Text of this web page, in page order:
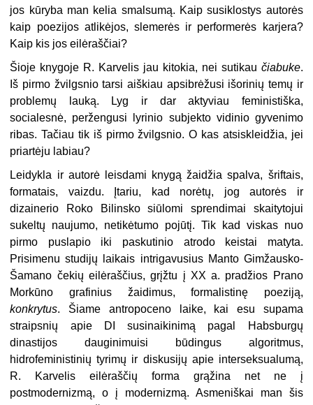
jos kūryba man kelia smalsumą. Kaip susiklostys autorės
kaip poezijos atlikėjos, slemerės ir performerės karjera?
Kaip kis jos eilėraščiai?
Šioje knygoje R. Karvelis jau kitokia, nei sutikau čiabuke.
Iš pirmo žvilgsnio tarsi aiškiau apsibrėžusi išorinių temų ir
problemų lauką. Lyg ir dar aktyviau feministiška,
socialesnė, peržengusi lyrinio subjekto vidinio gyvenimo
ribas. Tačiau tik iš pirmo žvilgsnio. O kas atsiskleidžia, jei
priartėju labiau?
Leidykla ir autorė leisdami knygą žaidžia spalva, šriftais,
formatais, vaizdu. Įtariu, kad norėtų, jog autorės ir
dizainerio Roko Bilinsko siūlomi sprendimai skaitytojui
sukeltų naujumo, netikėtumo pojūtį. Tik kad viskas nuo
pirmo puslapio iki paskutinio atrodo keistai matyta.
Prisimenu studijų laikais intrigavusius Manto Gimžausko-
Šamano čekių eilėraščius, grįžtu į XX a. pradžios Prano
Morkūno grafinius žaidimus, formalistinę poeziją,
konkrytus. Šiame antropoceno laike, kai esu supama
straipsnių apie DI susinaikinimą pagal Habsburgų
dinastijos dauginimuisi būdingus algoritmus,
hidrofeministinių tyrimų ir diskusijų apie interseksualumą,
R. Karvelis eilėraščių forma grąžina net ne į
postmodernizmą, o į modernizmą. Asmeniškai man šis